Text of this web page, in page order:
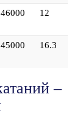
46000 12
45000 16.3
–